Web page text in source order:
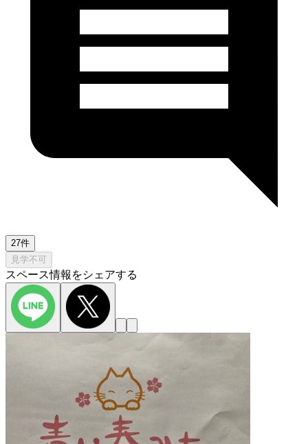
27件
見学不可
スペース情報をシェアする